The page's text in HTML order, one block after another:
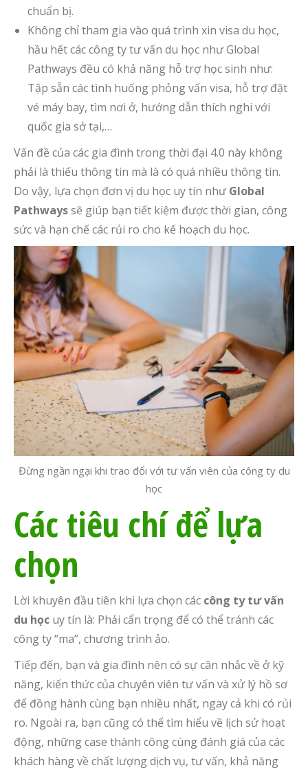
chuẩn bị.
Không chỉ tham gia vào quá trình xin visa du học,
hầu hết các công ty tư vấn du học như Global
Pathways đều có khả năng hỗ trợ học sinh như:
Tập sẵn các tình huống phỏng vấn visa, hỗ trợ đặt
vé máy bay, tìm nơi ở, hướng dẫn thích nghi với
quốc gia sở tại,…
Vấn đề của các gia đình trong thời đại 4.0 này không
phải là thiếu thông tin mà là có quá nhiều thông tin.
Do vậy, lựa chọn đơn vị du học uy tín như Global
Pathwayssẽ giúp bạn tiết kiệm được thời gian, công
sức và hạn chế các rủi ro cho kế hoạch du học.
Đừng ngần ngại khi trao đổi với tư vấn viên của công ty du
học
Các tiêu chí để lựa
chọn
Lời khuyên đầu tiên khi lựa chọn các công ty tư vấn
du học uy tín là: Phải cẩn trọng để có thể tránh các
công ty “ma”, chương trình ảo.
Tiếp đến, bạn và gia đình nên có sự cân nhắc về ở kỹ
năng, kiến thức của chuyên viên tư vấn và xử lý hồ sơ
để đồng hành cùng bạn nhiều nhất, ngay cả khi có rủi
ro. Ngoài ra, bạn cũng có thể tìm hiểu về lịch sử hoạt
động, những case thành công cùng đánh giá của các
khách hàng về chất lượng dịch vụ, tư vấn, khả năng